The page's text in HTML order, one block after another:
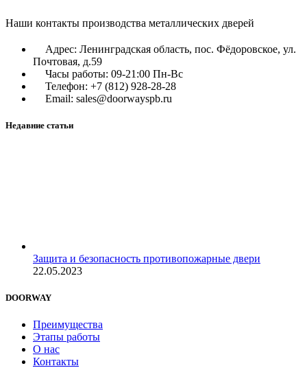
Наши контакты производства металлических дверей
Адрес: Ленинградская область, пос. Фёдоровское, ул.
Почтовая, д.59
Часы работы: 09-21:00 Пн-Вс
Телефон: +7 (812) 928-28-28
Email: sales@doorwayspb.ru
Недавние статьи
Защита и безопасность противопожарные двери
22.05.2023
DOORWAY
Преимущества
Этапы работы
О нас
Контакты